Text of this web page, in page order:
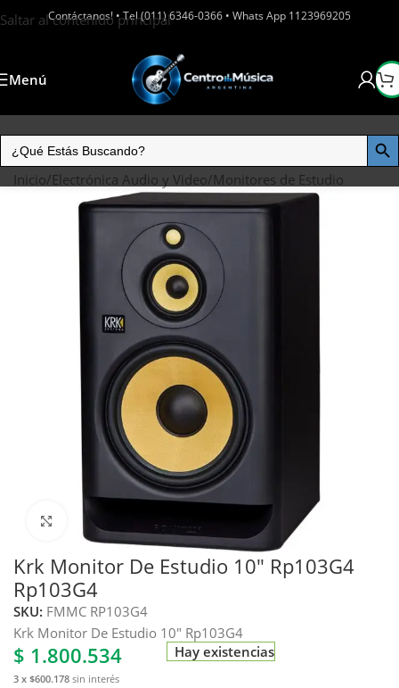
Saltar al contenido principal
Contáctanos! • Tel (011) 6346-0366 • Whats App 1123969205
Menú
Inicio/Electrónica Audio y Video/Monitores de Estudio
Krk Monitor De Estudio 10″ Rp103G4
Rp103G4
SKU: FMMC RP103G4
Krk Monitor De Estudio 10″ Rp103G4
$ 1.800.534
3 x $600.178 sin interés
Hay existencias